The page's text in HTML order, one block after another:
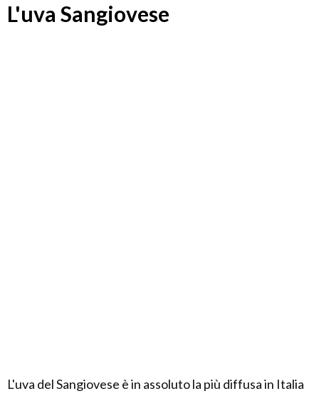
L'uva Sangiovese
L'uva del Sangiovese è in assoluto la più diffusa in Italia